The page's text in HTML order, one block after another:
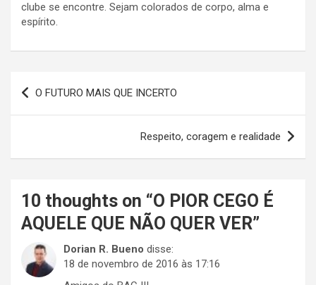
clube se encontre. Sejam colorados de corpo, alma e
espírito.
Navegação
de
O FUTURO MAIS QUE INCERTO
Respeito, coragem e realidade
10 thoughts on “O PIOR CEGO É
AQUELE QUE NÃO QUER VER”
Dorian R. Bueno disse:
18 de novembro de 2016 às 17:16